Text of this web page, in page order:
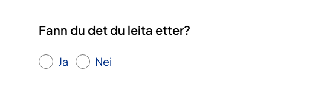
Fann du det du leita etter?
Ja Nei